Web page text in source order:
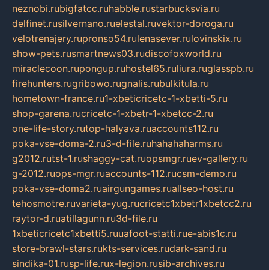
neznobi.rubigfatcc.ruhabble.rustarbucksvia.ru
delfinet.rusilvernano.ruelestal.ruvektor-doroga.ru
velotrenajery.rupronso54.rulenasever.rulovinskix.ru
show-pets.rusmartnews03.rudiscofoxworld.ru
miraclecoon.rupongup.ruhostel65.ruliura.ruglasspb.ru
firehunters.rugribowo.rugnalis.rubulkitula.ru
hometown-france.ru1-xbeticricetc-1-xbetti-5.ru
shop-garena.rucricetc-1-xbetr-1-xbetcc-2.ru
one-life-story.rutop-halyava.ruaccounts112.ru
poka-vse-doma-2.ru3-d-file.ruhahahaharms.ru
g2012.rutst-1.rushaggy-cat.ruopsmgr.ruev-gallery.ru
g-2012.ruops-mgr.ruaccounts-112.rucsm-demo.ru
poka-vse-doma2.ruairgungames.ruallseo-host.ru
tehosmotre.ruvarieta-yug.rucricetc1xbetr1xbetcc2.ru
raytor-d.ruatillagunn.ru3d-file.ru
1xbeticricetc1xbetti5.ruuafoot-statti.rue-abis1c.ru
store-brawl-stars.rukts-services.rudark-sand.ru
sindika-01.rusp-life.rux-legion.rusib-archives.ru